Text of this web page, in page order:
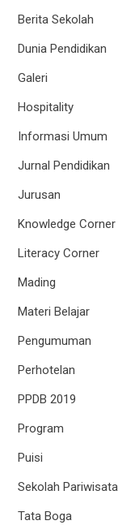
Berita Sekolah
Dunia Pendidikan
Galeri
Hospitality
Informasi Umum
Jurnal Pendidikan
Jurusan
Knowledge Corner
Literacy Corner
Mading
Materi Belajar
Pengumuman
Perhotelan
PPDB 2019
Program
Puisi
Sekolah Pariwisata
Tata Boga